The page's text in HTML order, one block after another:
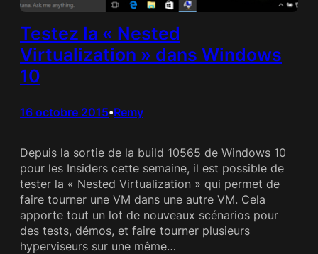
Testez la « Nested
Virtualization » dans Windows
10
16 octobre 2015•Remy
Depuis la sortie de la build 10565 de Windows 10
pour les Insiders cette semaine, il est possible de
tester la « Nested Virtualization » qui permet de
faire tourner une VM dans une autre VM. Cela
apporte tout un lot de nouveaux scénarios pour
des tests, démos, et faire tourner plusieurs
hyperviseurs sur une même…